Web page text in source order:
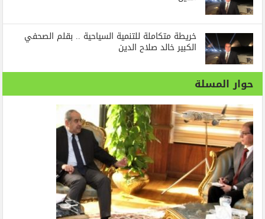
خريطة متكاملة للتنمية السياحية .. بقلم الصحفي
الكبير خالد صلاح الدين
حوار المسلة